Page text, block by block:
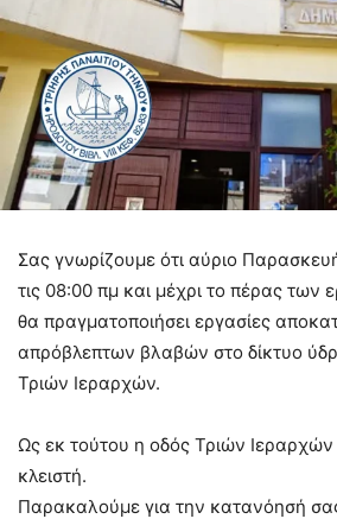
Σας γνωρίζουμε ότι αύριο
τις 08:00 πμ και μέχρι το πέρας των
θα πραγματοποιήσει εργασίες
απρόβλεπτων βλαβών στο δίκτυο
Τριών Ιεραρχών.
Ως εκ τούτου η οδός Τριών Ιεραρχών
κλειστή.
Παρακαλούμε για την κατανόησή